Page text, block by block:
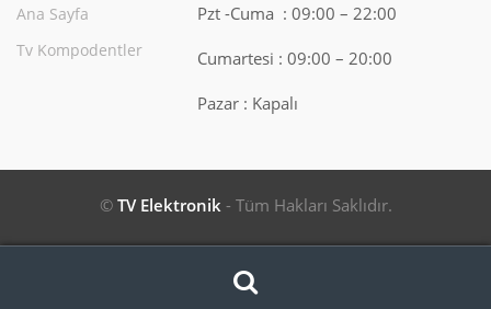
Ana Sayfa
Tv Kompodentler
Pzt -Cuma : 09:00 – 22:00
Cumartesi : 09:00 – 20:00
Pazar : Kapalı
© TV Elektronik- Tüm Hakları Saklıdır.